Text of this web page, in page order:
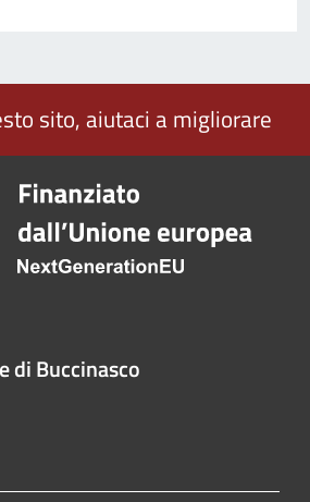
sito, aiutaci a migliorare
di Buccinasco